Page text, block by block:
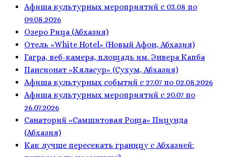
Афиша культурных мероприятий с 03.08 по
09.08.2026
Озеро Рица (Абхазия)
Отель «White Hotel» (Новый Афон, Абхазия)
Гагра, веб-камера, площадь им. Энвера Капба
Пансионат «Кяласур» (Сухум, Абхазия)
Афиша культурных событий с 27.07 по 02.08.2026
Афиша культурных мероприятий с 20.07 по
26.07.2026
Санаторий «Самшитовая Роща» Пицунда
(Абхазия)
Как лучше пересекать границу с Абхазией: